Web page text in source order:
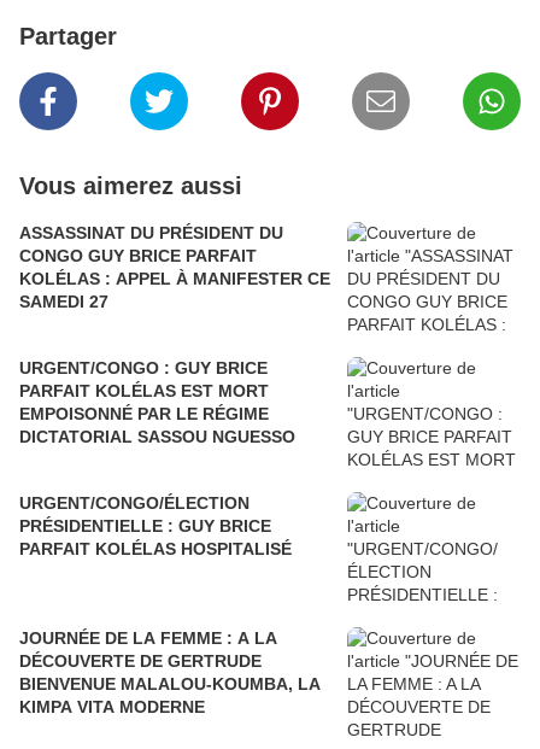
Partager
Vous aimerez aussi
ASSASSINAT DU PRÉSIDENT DU
CONGO GUY BRICE PARFAIT
KOLÉLAS : APPEL À MANIFESTER CE
SAMEDI 27
URGENT/CONGO : GUY BRICE
PARFAIT KOLÉLAS EST MORT
EMPOISONNÉ PAR LE RÉGIME
DICTATORIAL SASSOU NGUESSO
URGENT/CONGO/ÉLECTION
PRÉSIDENTIELLE : GUY BRICE
PARFAIT KOLÉLAS HOSPITALISÉ
JOURNÉE DE LA FEMME : A LA
DÉCOUVERTE DE GERTRUDE
BIENVENUE MALALOU-KOUMBA, LA
KIMPA VITA MODERNE